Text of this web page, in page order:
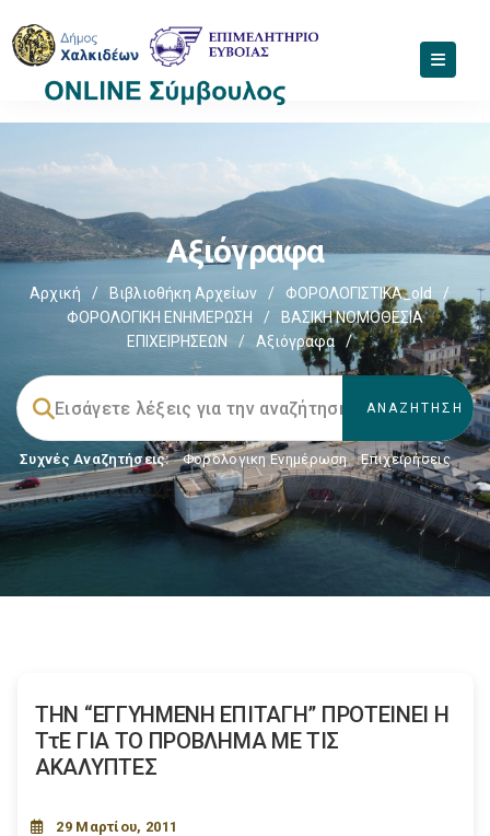
Αξιόγραφα
Αρχική / Βιβλιοθήκη Αρχείων / ΦΟΡΟΛΟΓΙΣΤΙΚΑ_old
/
ΦΟΡΟΛΟΓΙΚΗ ΕΝΗΜΕΡΩΣΗ
/
ΒΑΣΙΚΗ ΝΟΜΟΘΕΣΙΑ
ΕΠΙΧΕΙΡΗΣΕΩΝ
/ Αξιόγραφα /
Συχνές Αναζητήσεις: Φορολογικη Ενημέρωση, Επιχειρήσεις
ΤΗΝ “ΕΓΓΥΗΜΕΝΗ ΕΠΙΤΑΓΗ” ΠΡΟΤΕΙΝΕΙ Η
ΤτΕ ΓΙΑ ΤΟ ΠΡΟΒΛΗΜΑ ΜΕ ΤΙΣ
ΑΚΑΛΥΠΤΕΣ
29 Μαρτίου, 2011